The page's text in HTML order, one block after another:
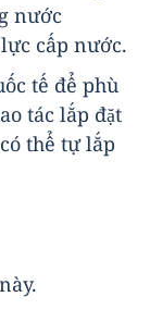
nước
cấp nước.
tế để phù
tác lắp đặt
thể tự lắp